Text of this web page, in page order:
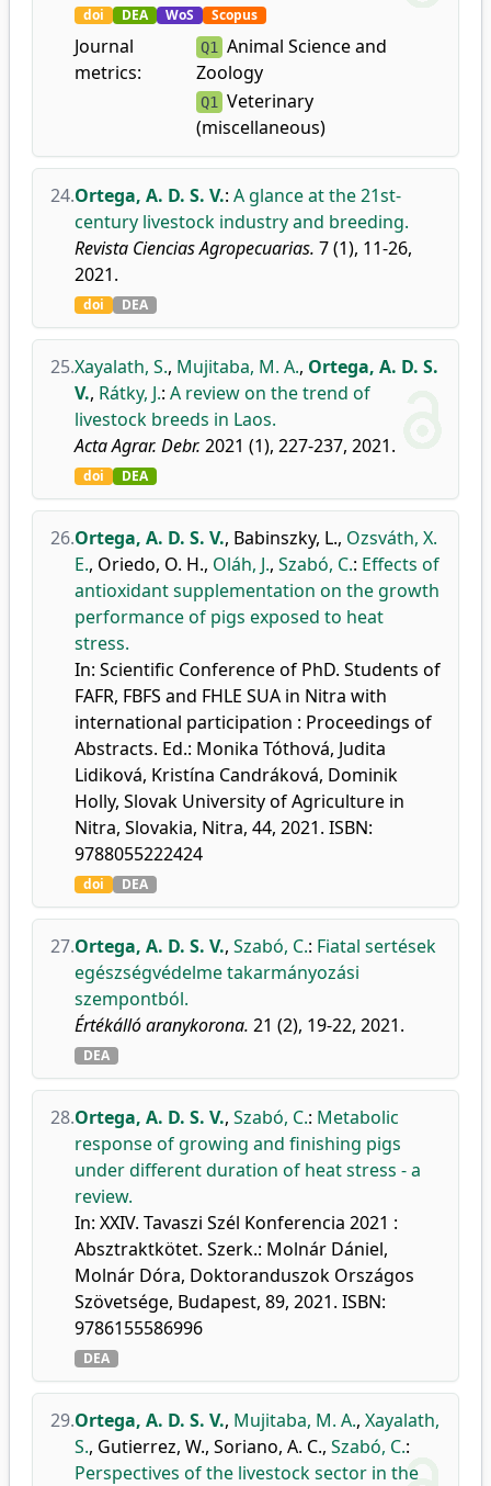
doi DEA WoS Scopus
Journal
metrics:
Q1
Animal Science and
Zoology
Q1
Veterinary
(miscellaneous)
24.Ortega, A. D. S. V.: A glance at the 21st-
century livestock industry and breeding.
Revista Ciencias Agropecuarias. 7 (1), 11-26,
2021.
doi DEA
25.Xayalath, S., Mujitaba, M. A., Ortega, A. D. S.
V., Rátky, J.: A review on the trend of
livestock breeds in Laos.
Acta Agrar. Debr. 2021 (1), 227-237, 2021.
doi DEA
26.Ortega, A. D. S. V., Babinszky, L., Ozsváth, X.
E., Oriedo, O. H., Oláh, J., Szabó, C.: Effects of
antioxidant supplementation on the growth
performance of pigs exposed to heat
stress.
In: Scientific Conference of PhD. Students of
FAFR, FBFS and FHLE SUA in Nitra with
international participation : Proceedings of
Abstracts. Ed.: Monika Tóthová, Judita
Lidiková, Kristína Candráková, Dominik
Holly, Slovak University of Agriculture in
Nitra, Slovakia, Nitra, 44, 2021. ISBN:
9788055222424
doi DEA
27.Ortega, A. D. S. V., Szabó, C.: Fiatal sertések
egészségvédelme takarmányozási
szempontból.
Értékálló aranykorona. 21 (2), 19-22, 2021.
DEA
28.Ortega, A. D. S. V., Szabó, C.: Metabolic
response of growing and finishing pigs
under different duration of heat stress - a
review.
In: XXIV. Tavaszi Szél Konferencia 2021 :
Absztraktkötet. Szerk.: Molnár Dániel,
Molnár Dóra, Doktoranduszok Országos
Szövetsége, Budapest, 89, 2021. ISBN:
9786155586996
DEA
29.Ortega, A. D. S. V., Mujitaba, M. A., Xayalath,
S., Gutierrez, W., Soriano, A. C., Szabó, C.:
Perspectives of the livestock sector in the